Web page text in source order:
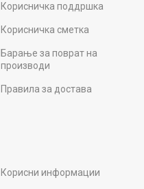
Корисничка поддршка
Корисничка сметка
Барање за поврат на
производи
Правила за достава
Корисни информации